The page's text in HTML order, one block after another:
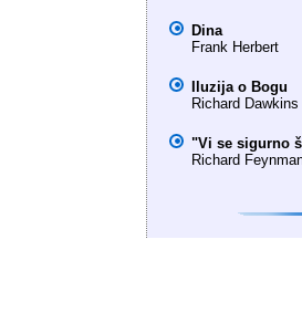
Dina
Frank Herbert
Iluzija o Bogu
Richard Dawkins
"Vi se sigurno
Richard